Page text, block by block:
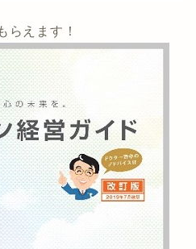
らえます！